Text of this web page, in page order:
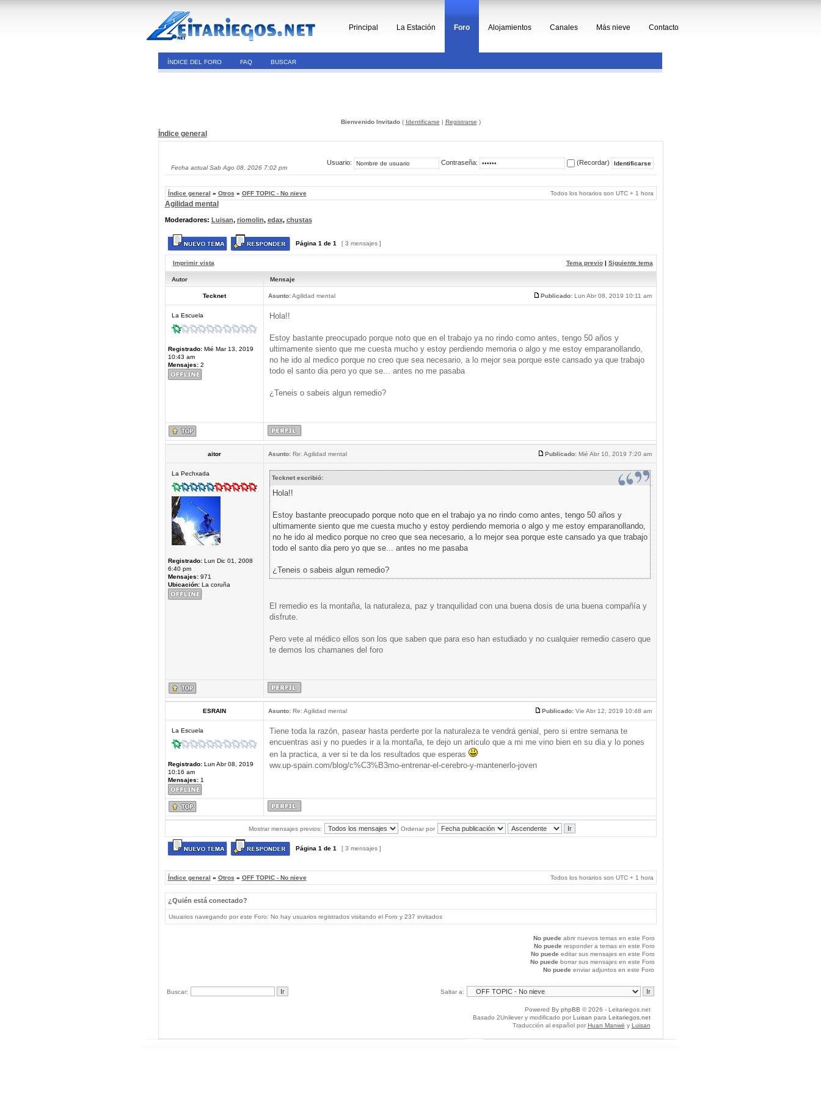
Principal La Estación Foro Alojamientos Canales Más nieve Contacto
ÍNDICE DEL FORO FAQ BUSCAR
Bienvenido Invitado( Identificarse | Registrarse )
Índice general
Fecha actual Sab Ago 08, 2026 7:02 pm
Usuario: Contraseña: (Recordar)
Índice general » Otros » OFF TOPIC - No nieve Todos los horarios son UTC + 1 hora
Agilidad mental
Moderadores: Luisan, riomolin, edax, chustas
Página 1 de 1 [ 3 mensajes ]
Imprimir vista Tema previo| Siguiente tema
Autor Mensaje
Tecknet Asunto:Agilidad mental Publicado:Lun Abr 08, 2019 10:11 am
La Escuela
Registrado:Mié Mar 13, 2019
10:43 am
Mensajes:2
Hola!!
Estoy bastante preocupado porque noto que en el trabajo ya no rindo como antes, tengo 50 años y
ultimamente siento que me cuesta mucho y estoy perdiendo memoria o algo y me estoy emparanollando,
no he ido al medico porque no creo que sea necesario, a lo mejor sea porque este cansado ya que trabajo
todo el santo dia pero yo que se... antes no me pasaba
¿Teneis o sabeis algun remedio?
aitor Asunto:Re: Agilidad mental Publicado:Mié Abr 10, 2019 7:20 am
La Pechxada
Registrado:Lun Dic 01, 2008
6:40 pm
Mensajes:971
Ubicación:La coruña
Tecknet escribió:
Hola!!
Estoy bastante preocupado porque noto que en el trabajo ya no rindo como antes, tengo 50 años y
ultimamente siento que me cuesta mucho y estoy perdiendo memoria o algo y me estoy emparanollando,
no he ido al medico porque no creo que sea necesario, a lo mejor sea porque este cansado ya que trabajo
todo el santo dia pero yo que se... antes no me pasaba
¿Teneis o sabeis algun remedio?
El remedio es la montaña, la naturaleza, paz y tranquilidad con una buena dosis de una buena compañía y
disfrute.
Pero vete al médico ellos son los que saben que para eso han estudiado y no cualquier remedio casero que
te demos los chamanes del foro
ESRAIN Asunto:Re: Agilidad mental Publicado:Vie Abr 12, 2019 10:48 am
La Escuela
Registrado:Lun Abr 08, 2019
10:16 am
Mensajes:1
Tiene toda la razón, pasear hasta perderte por la naturaleza te vendrá genial, pero si entre semana te
encuentras asi y no puedes ir a la montaña, te dejo un articulo que a mi me vino bien en su dia y lo pones
en la practica, a ver si te da los resultados que esperas
ww.up-spain.com/blog/c%C3%B3mo-entrenar-el-cerebro-y-mantenerlo-joven
Mostrar mensajes previos: Ordenar por
Página 1 de 1 [ 3 mensajes ]
Índice general » Otros » OFF TOPIC - No nieve Todos los horarios son UTC + 1 hora
¿Quién está conectado?
Usuarios navegando por este Foro: No hay usuarios registrados visitando el Foro y 237 invitados
No puede abrir nuevos temas en este Foro
No puede responder a temas en este Foro
No puede editar sus mensajes en este Foro
No puede borrar sus mensajes en este Foro
No puede enviar adjuntos en este Foro
Buscar: Saltar a:
Powered By phpBB © 2026 - Leitariegos.net
Basado 2Unilever y modificado por Luisan para Leitariegos.net
Traducción al español por Huan Manwë y Luisan